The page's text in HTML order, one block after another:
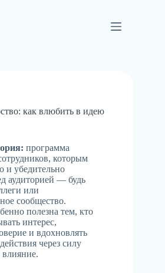
как влюбить в идею
программа
которым
и убедительно
аудиторией — будь
или
сообщество.
полезна тем, кто
интерес,
и вдохновлять
через силу
влияние.